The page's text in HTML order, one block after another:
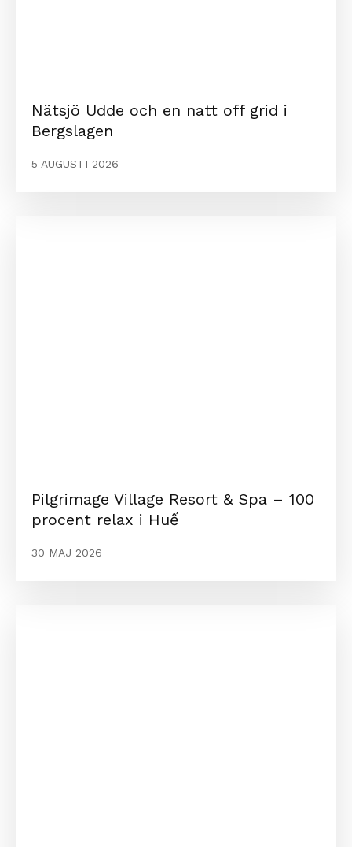
Nätsjö Udde och en natt off grid i
Bergslagen
5 AUGUSTI 2026
Pilgrimage Village Resort & Spa – 100
procent relax i Huế
30 MAJ 2026